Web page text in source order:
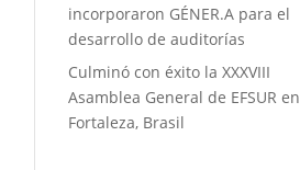
incorporaron GÉNER.A para el
desarrollo de auditorías
Culminó con éxito la XXXVIII
Asamblea General de EFSUR en
Fortaleza, Brasil